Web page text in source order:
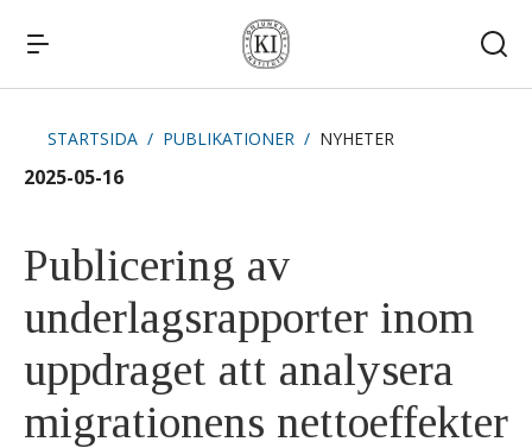
Kontakt
STARTSIDA PUBLIKATIONER NYHETER
2025-05-16
Publicering av
underlagsrapporter inom
uppdraget att analysera
migrationens nettoeffekter